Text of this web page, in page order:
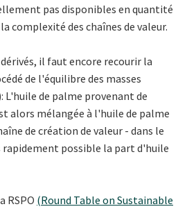
pas disponibles en quantité
complexité des chaînes de valeur.
il faut encore recourir la
de l'équilibre des masses
L'huile de palme provenant de
alors mélangée à l'huile de palme
de création de valeur - dans le
possible la part d'huile
RSPO (Round Table on Sustainable